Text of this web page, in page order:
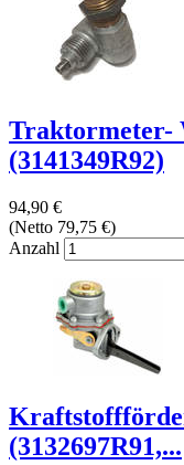
Traktormeter-
(3141349R92)
94,90 €
(Netto 79,75 €)
Anzahl
(3132697R91,...